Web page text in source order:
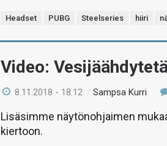
Headset PUBG Steelseries hiiri
Video:
8.11.2018 - 18:12 /Sampsa Kurri
Lisäsimme näytönohjaimen
kiertoon.